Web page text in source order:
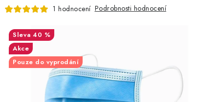
EXTERIÉR
INTERIÉR
PŘÍSLUŠENSTVÍ
DÁRKOVÉ SADY A POUKAZY
1 hodnocení Podrobnosti hodnocení
40 %
Akce
Pouze do vyprodání